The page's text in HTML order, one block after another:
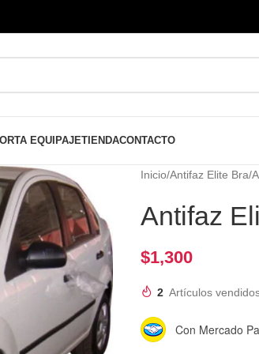
EQUIPAJETIENDACONTACTO
Inicio/Antifaz Elite Bra/
Antifaz
$1,300
2 Artículos
Con Mercado